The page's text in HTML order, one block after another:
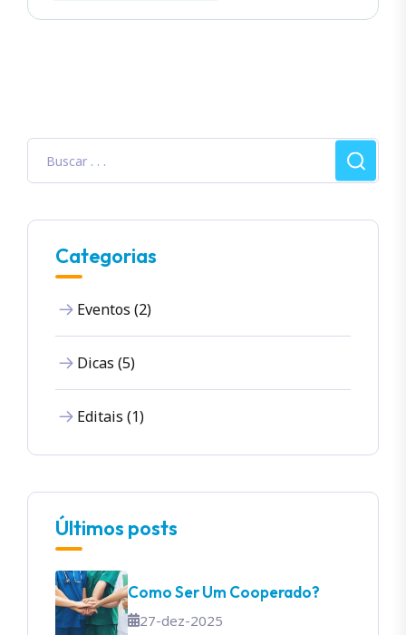
Categorias
Eventos (2)
Dicas (5)
Editais (1)
Últimos posts
Como Ser Um Cooperado?
27-dez-2025